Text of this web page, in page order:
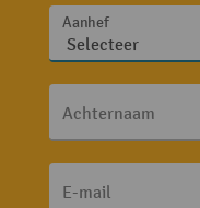
Aanhef
Achternaam
E-mail